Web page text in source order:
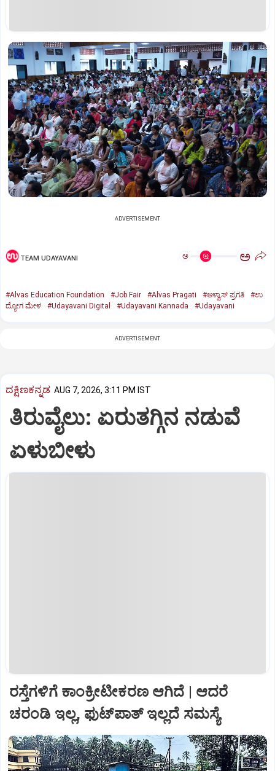
ADVERTISEMENT
TEAM UDAYAVANI ಅ ಅ
#Alvas Education Foundation #Job Fair #Alvas Pragati #ಆಳ್ವಾಸ್‌ ಪ್ರಗತಿ
#ಉ
ದ್ಯೋಗ ಮೇಳ
#Udayavani Digital #Udayavani Kannada #Udayavani
ADVERTISEMENT
ದಕ್ಷಿಣಕನ್ನಡ AUG 7, 2026, 3:11 PM IST
ತಿರುವೈಲು: ಏರುತಗ್ಗಿನ ನಡುವೆ
ಏಳುಬೀಳು
ರಸ್ತೆಗಳಿಗೆ ಕಾಂಕ್ರೀಟೀಕರಣ ಆಗಿದೆ | ಆದರೆ
ಚರಂಡಿ ಇಲ್ಲ, ಫುಟ್‌ಪಾತ್‌ ಇಲ್ಲದೆ ಸಮಸ್ಯೆ